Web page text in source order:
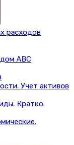
расходов
ABC
Учет активов